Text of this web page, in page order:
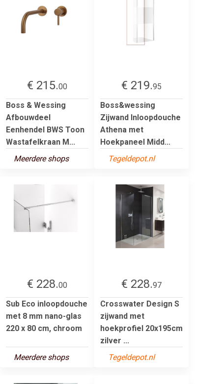
€ 215.00
Boss & Wessing
Afbouwdeel
Eenhendel BWS Toon
Wastafelkraan M...
Meerdere shops
€ 219.95
Boss&wessing
Zijwand Inloopdouche
Athena met
Hoekpaneel Midd...
Tegeldepot.nl
€ 228.00
Sub Eco inloopdouche
met 8 mm nano-glas
220 x 80 cm, chroom
Meerdere shops
€ 228.97
Crosswater Design S
zijwand met
hoekprofiel 20x195cm
zilver ...
Tegeldepot.nl